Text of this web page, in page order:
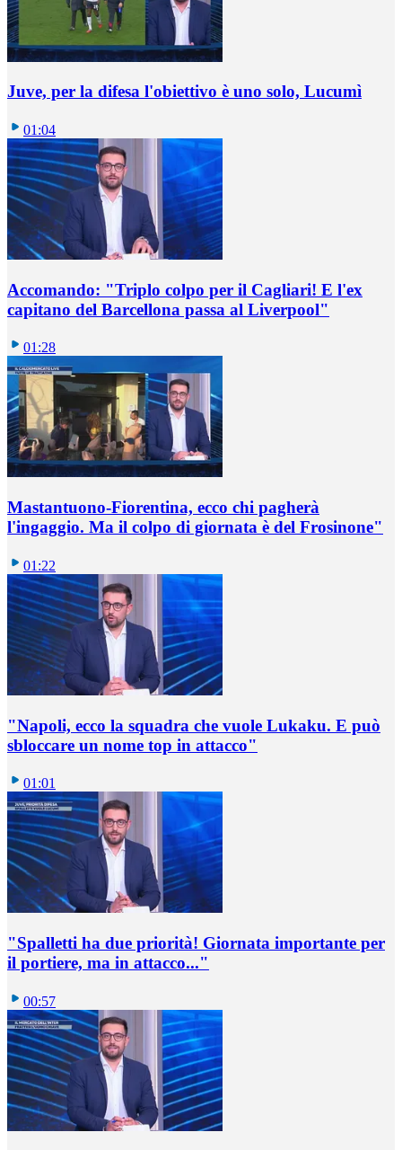
Juve, per la difesa l'obiettivo è uno solo, Lucumì
01:04
Accomando: "Triplo colpo per il Cagliari! E l'ex
capitano del Barcellona passa al Liverpool"
01:28
Mastantuono-Fiorentina, ecco chi pagherà
l'ingaggio. Ma il colpo di giornata è del Frosinone"
01:22
"Napoli, ecco la squadra che vuole Lukaku. E può
sbloccare un nome top in attacco"
01:01
"Spalletti ha due priorità! Giornata importante per
il portiere, ma in attacco..."
00:57